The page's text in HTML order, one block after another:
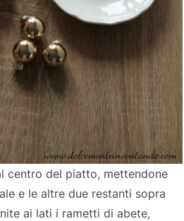
centro del piatto, mettendone
e le altre due restanti sopra
ai lati i rametti di abete,